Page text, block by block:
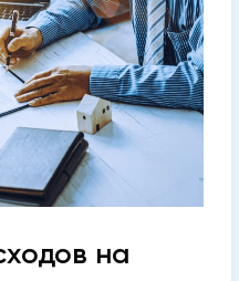
на